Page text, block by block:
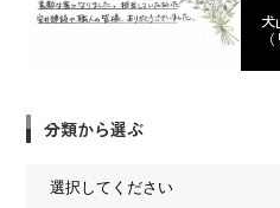
犬
分類から選ぶ